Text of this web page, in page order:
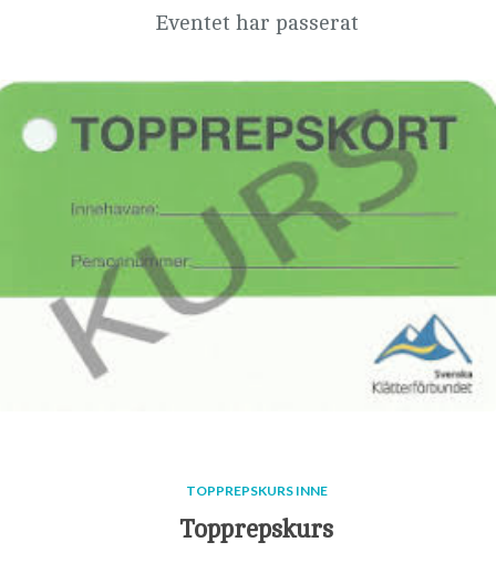
Eventet har passerat
TOPPREPSKURS INNE
Topprepskurs